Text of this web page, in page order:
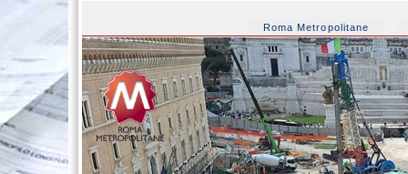
Roma Metropolitane